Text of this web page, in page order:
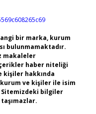
bir marka, kurum
bulunmamaktadır.
makaleler
haber niteliği
kişiler hakkında
kurum ve kişiler ile isim
bilgiler